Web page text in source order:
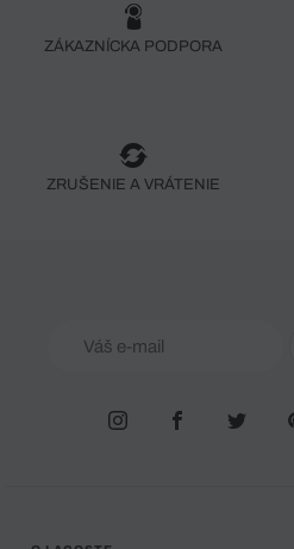
ZÁKAZNÍCKA PODPORA
ZRUŠENIE A VRÁTENIE